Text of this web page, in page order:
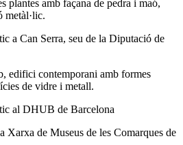
a Can Serra, seu de la Diputació de
al DHUB de Barcelona